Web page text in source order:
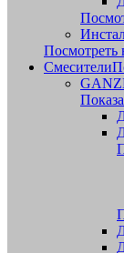
Посмотреть
Смесители